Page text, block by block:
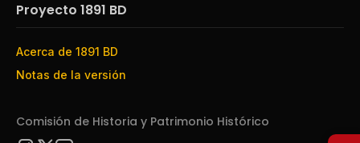
Proyecto 1891 BD
Acerca de 1891 BD
Notas de la versión
Comisión de Historia y Patrimonio Histórico